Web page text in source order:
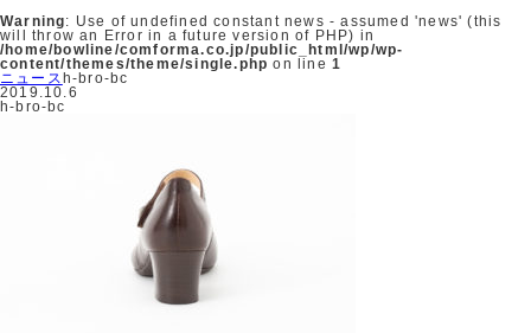
Warning: Use of undefined constant news - assumed 'news' (this
will throw an Error in a future version of PHP) in
/home/bowline/comforma.co.jp/public_html/wp/wp-
content/themes/theme/single.php on line1
ニュース h-bro-bc
2019.10.6
h-bro-bc